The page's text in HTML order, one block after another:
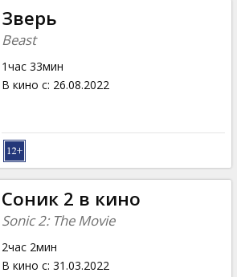
Зверь
Beast
1час 33мин
В кино с: 26.08.2022
Соник 2 в кино
Sonic 2: The Movie
2час 2мин
В кино с: 31.03.2022